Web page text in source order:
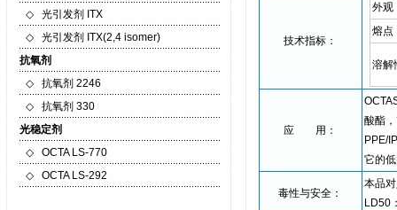
◇
光引发剂 ITX
◇
光引发剂 ITX(2,4 isomer)
抗氧剂
◇
抗氧剂 2246
◇
抗氧剂 330
光稳定剂
◇
OCTA LS-770
◇
OCTA LS-292
技术指标：
外观
熔点
溶解
应 用：
酸酯
PPE/
它的
毒性与安全：
本品
LD50